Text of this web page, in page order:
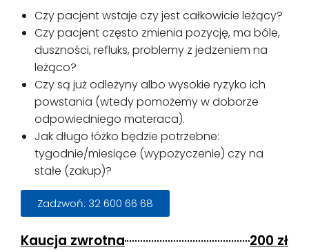
Czy pacjent wstaje czy jest całkowicie leżący?
Czy pacjent często zmienia pozycję, ma bóle,
duszności, refluks, problemy z jedzeniem na
leżąco?
Czy są już odleżyny albo wysokie ryzyko ich
powstania (wtedy pomożemy w doborze
odpowiedniego materaca).
Jak długo łóżko będzie potrzebne:
tygodnie/miesiące (wypożyczenie) czy na
stałe (zakup)?
Zadzwoń: 32 600 66 68
Kaucja zwrotna 200 zł